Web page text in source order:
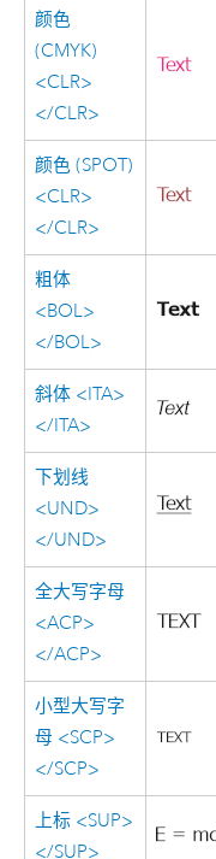
颜色
(CMYK)
<CLR>
</CLR>
颜色 (SPOT)
<CLR>
</CLR>
粗体
<BOL>
</BOL>
斜体 <ITA>
</ITA>
下划线
<UND>
</UND>
全大写字母
<ACP>
</ACP>
小型大写字
母 <SCP>
</SCP>
上标 <SUP>
</SUP>